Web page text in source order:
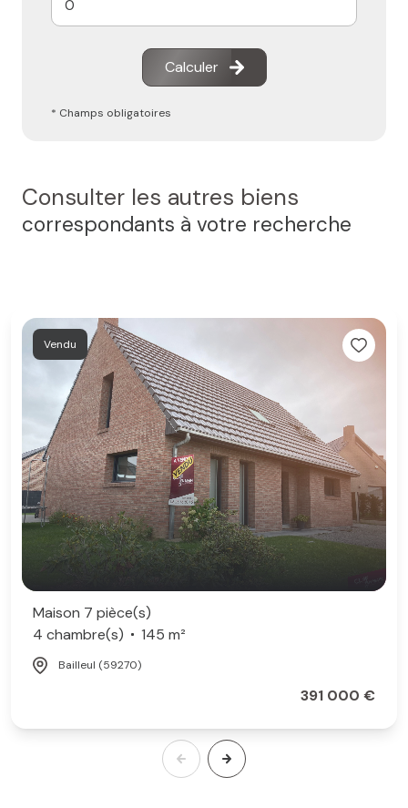
Calculer
* Champs obligatoires
Consulter les autres biens
correspondants à votre recherche
Vendu
Maison 7 pièce(s)
4 chambre(s)
145 m²
Bailleul (59270)
391 000 €